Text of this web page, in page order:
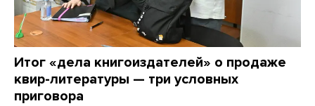
Итог «дела книгоиздателей» о продаже
квир-литературы — три условных
приговора